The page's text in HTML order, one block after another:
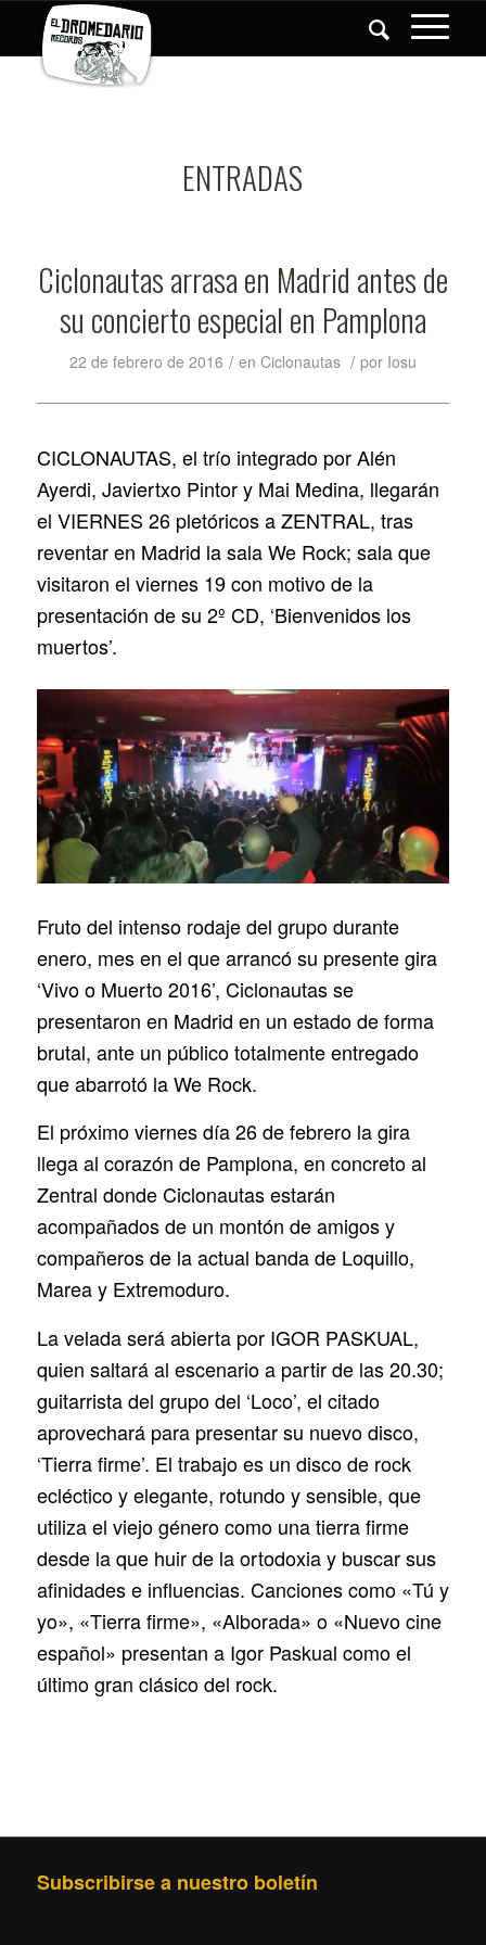
ENTRADAS
Ciclonautas arrasa en Madrid antes de
su concierto especial en Pamplona
22 de febrero de 2016 / en Ciclonautas / por Iosu
CICLONAUTAS, el trío integrado por Alén
Ayerdi, Javiertxo Pintor y Mai Medina, llegarán
el VIERNES 26 pletóricos a ZENTRAL, tras
reventar en Madrid la sala We Rock; sala que
visitaron el viernes 19 con motivo de la
presentación de su 2º CD, ‘Bienvenidos los
muertos’.
Fruto del intenso rodaje del grupo durante
enero, mes en el que arrancó su presente gira
‘Vivo o Muerto 2016’, Ciclonautas se
presentaron en Madrid en un estado de forma
brutal, ante un público totalmente entregado
que abarrotó la We Rock.
El próximo viernes día 26 de febrero la gira
llega al corazón de Pamplona, en concreto al
Zentral donde Ciclonautas estarán
acompañados de un montón de amigos y
compañeros de la actual banda de Loquillo,
Marea y Extremoduro.
La velada será abierta por IGOR PASKUAL,
quien saltará al escenario a partir de las 20.30;
guitarrista del grupo del ‘Loco’, el citado
aprovechará para presentar su nuevo disco,
‘Tierra firme’. El trabajo es un disco de rock
ecléctico y elegante, rotundo y sensible, que
utiliza el viejo género como una tierra firme
desde la que huir de la ortodoxia y buscar sus
afinidades e influencias. Canciones como «Tú y
yo», «Tierra firme», «Alborada» o «Nuevo cine
español» presentan a Igor Paskual como el
último gran clásico del rock.
Subscribirse a nuestro boletín